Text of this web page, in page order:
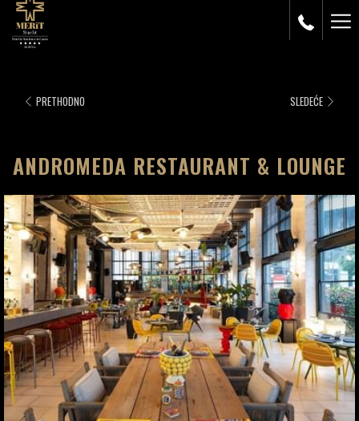
PRETHODNO SLEDEĆE
ANDROMEDA RESTAURANT & LOUNGE